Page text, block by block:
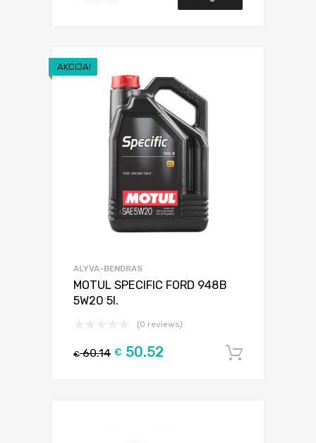
AKCIJA!
ALYVA-BENDRAS
MOTUL SPECIFIC FORD 948B
5W20 5l.
(0 reviews)
€60.14 € 50.52